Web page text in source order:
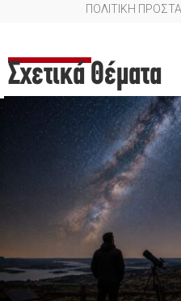
ΠΟΛΙΤΙΚΗ
Σχετικά Θέματα